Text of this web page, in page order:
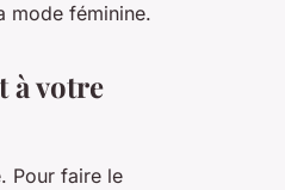
mode féminine.
à votre
Pour faire le